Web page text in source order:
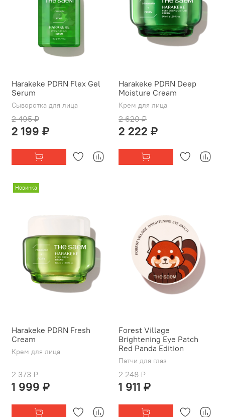
Harakeke PDRN Flex Gel
Serum
Сыворотка для лица
2 495 ₽
2 199 ₽
Harakeke PDRN Deep
Moisture Cream
Крем для лица
2 620 ₽
2 222 ₽
Новинка
Harakeke PDRN Fresh
Cream
Крем для лица
2 373 ₽
1 999 ₽
Forest Village
Brightening Eye Patch
Red Panda Edition
Патчи для глаз
2 248 ₽
1 911 ₽